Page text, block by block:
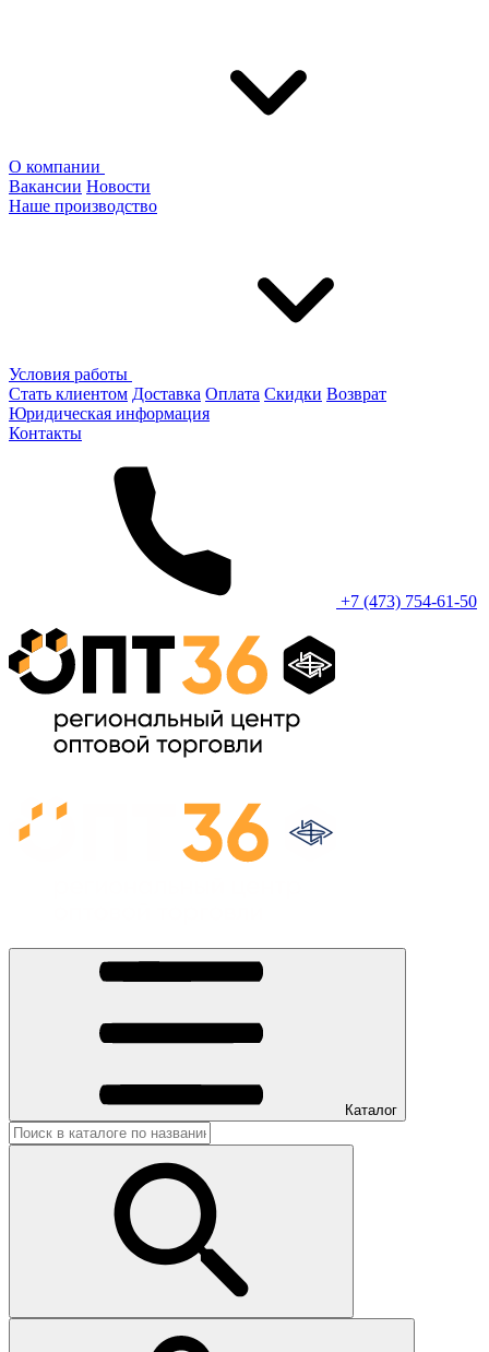
О компании
Вакансии Новости
Наше производство
Условия работы
Стать клиентом Доставка Оплата Скидки Возврат
Юридическая информация
Контакты
+7 (473) 754-61-50
Каталог